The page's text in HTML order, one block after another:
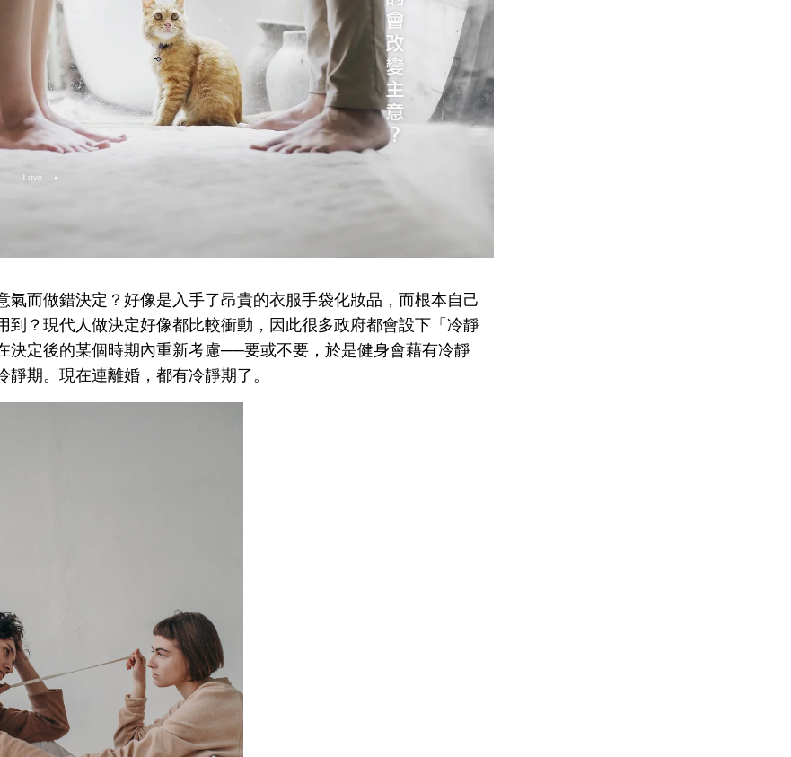
氣而做錯決定？好像是入手了昂貴的衣服手袋化妝品，而根本自己
到？現代人做決定好像都比較衝動，因此很多政府都會設下「冷靜
決定後的某個時期內重新考慮──要或不要，於是健身會藉有冷靜
靜期。現在連離婚，都有冷靜期了。